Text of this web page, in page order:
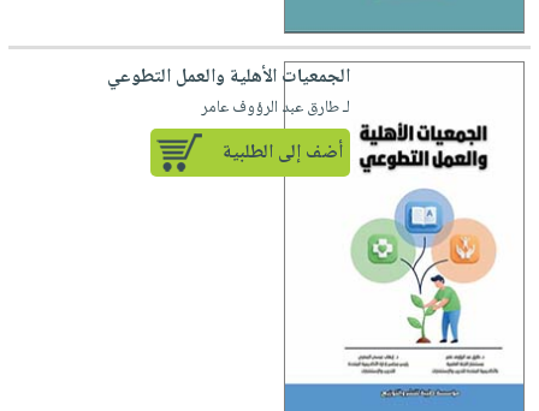
الجمعيات الأهلية والعمل التطوعي
لـ طارق عبد الرؤوف عامر
أضف إلى الطلبية